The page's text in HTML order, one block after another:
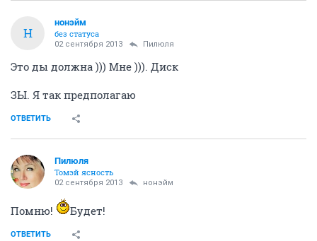
Н
нонэйм
без статуса
02 сентября 2013 Пилюля
Это ды должна ))) Мне ))). Диск
ЗЫ. Я так предполагаю
ОТВЕТИТЬ
Пилюля
Томэй ясность
02 сентября 2013 нонэйм
Помню! Будет!
ОТВЕТИТЬ